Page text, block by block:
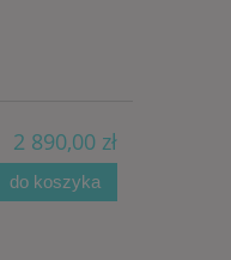
2 890,00 zł
do koszyka